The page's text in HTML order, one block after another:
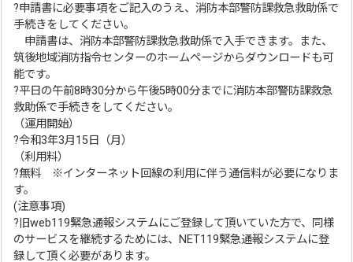
?申請書に必要事項をご記入のうえ、消防本部警防課救急救助係で
手続きをしてください。
申請書は、消防本部警防課救急救助係で入手できます。また、
筑後地域消防指令センターのホームページからダウンロードも可
能です。
?平日の午前8時30分から午後5時00分までに消防本部警防課救急
救助係で手続きをしてください。
（運用開始）
?令和3年3月15日（月）
（利用料）
?無料 ※インターネット回線の利用に伴う通信料が必要になりま
す。
(注意事項)
?旧web119緊急通報システムにご登録して頂いていた方で、同様
のサービスを継続するためには、NET119緊急通報システムに登
録して頂く必要があります。